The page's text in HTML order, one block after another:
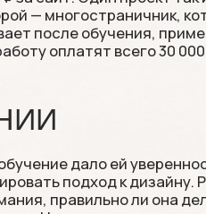
к дизайну. Раньше у неё
ли она делает работу, что
стильные проекты.
сначала изучение основ,
настоящих проектов
потом практика в Фигма